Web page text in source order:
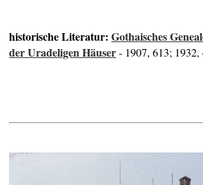
historische Literatur:Gothaisches
der Uradeligen Häuser- 1907, 613; 1932,